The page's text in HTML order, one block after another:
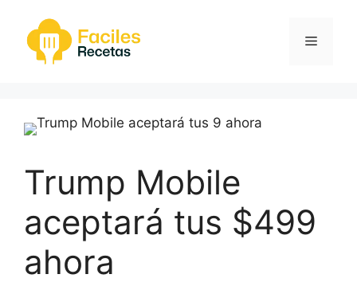
contenido
Menú
Trump Mobile
aceptará tus $499
ahora